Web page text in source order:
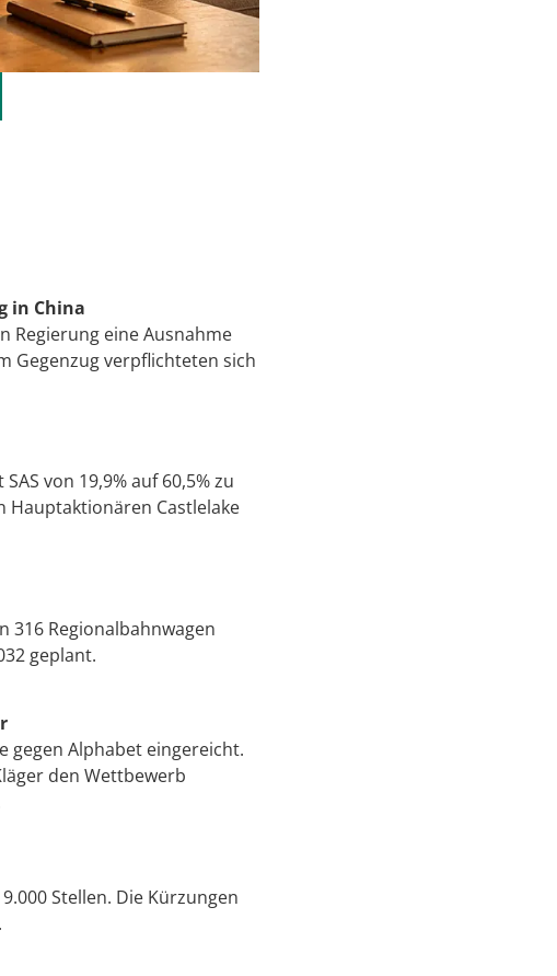
in China
Regierung eine Ausnahme
Gegenzug verpflichteten sich
von 19,9% auf 60,5% zu
Castlelake
316 Regionalbahnwagen
geplant.
gegen Alphabet eingereicht.
den Wettbewerb
Stellen. Die Kürzungen